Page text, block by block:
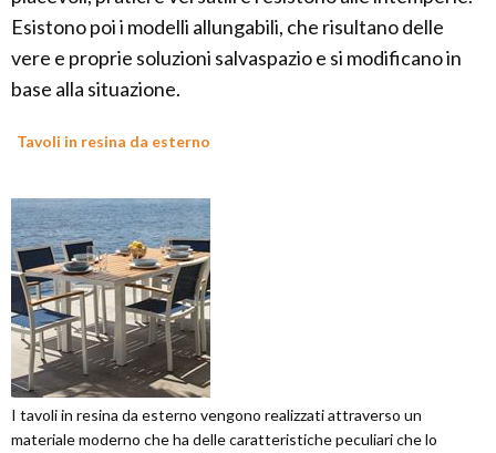
Esistono poi i modelli allungabili, che risultano delle
vere e proprie soluzioni salvaspazio e si modificano in
base alla situazione.
Tavoli in resina da esterno
I tavoli in resina da esterno vengono realizzati attraverso un
materiale moderno che ha delle caratteristiche peculiari che lo